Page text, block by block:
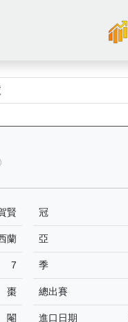
實力派（E447）—
賢 冠
蘭 亞
7 季
棗 總出賽
閹 進口日期